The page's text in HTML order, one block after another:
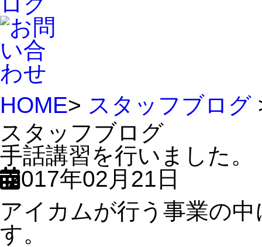
HOME> スタッフブログ
スタッフブログ
手話講習を行いました。
2017年02月21日
アイカムが行う事業の
す。